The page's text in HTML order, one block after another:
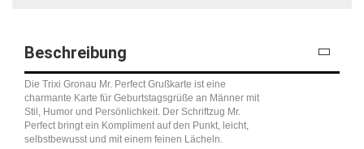
Beschreibung
Die Trixi Gronau Mr. Perfect Grußkarte ist eine
charmante Karte für Geburtstagsgrüße an Männer mit
Stil, Humor und Persönlichkeit. Der Schriftzug Mr.
Perfect bringt ein Kompliment auf den Punkt, leicht,
selbstbewusst und mit einem feinen Lächeln.